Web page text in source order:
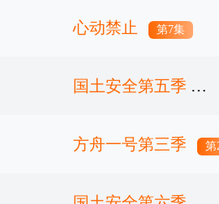
心动禁止 第7集
国土安全第五季
第12集完结
方舟一号第三季 第